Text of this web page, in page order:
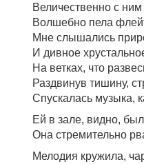
Величественно с
Волшебно пела
Мне слышались
И дивное
На ветках, что
Раздвинув тишину,
Спускалась музыка,
Ей в зале, видно,
Она стремительно
Мелодия кружила,